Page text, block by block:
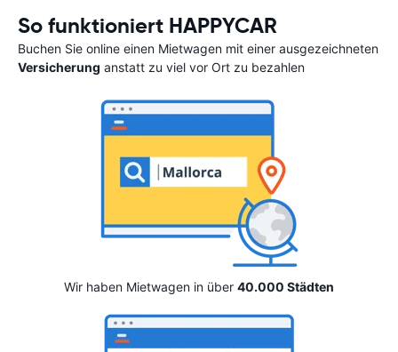
So funktioniert HAPPYCAR
Buchen Sie online einen Mietwagen mit einer ausgezeichneten
Versicherung anstatt zu viel vor Ort zu bezahlen
Wir haben Mietwagen in über 40.000 Städten